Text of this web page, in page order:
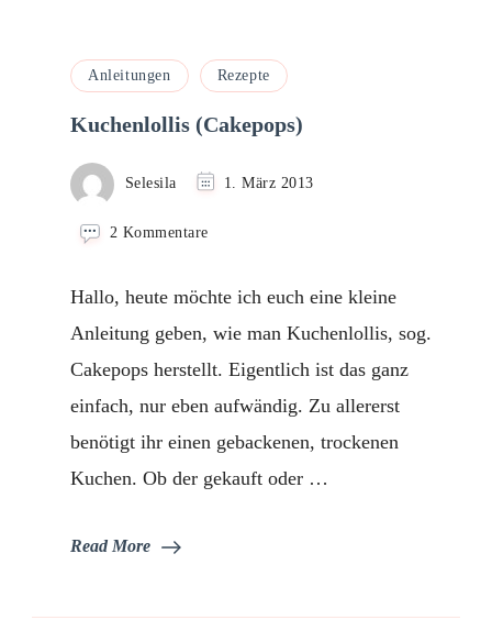
Anleitungen Rezepte
Kuchenlollis (Cakepops)
Selesila 1. März 2013
2 Kommentarezu
Hallo, heute möchte ich euch eine kleine
Anleitung geben, wie man Kuchenlollis, sog.
Cakepops herstellt. Eigentlich ist das ganz
einfach, nur eben aufwändig. Zu allererst
benötigt ihr einen gebackenen, trockenen
Kuchen. Ob der gekauft oder …
Read More